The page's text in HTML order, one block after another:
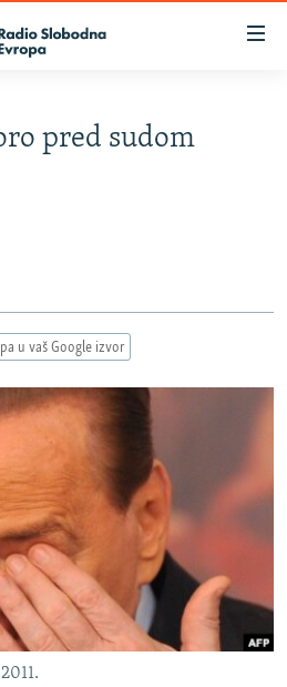
pred sudom
u vaš Google izvor